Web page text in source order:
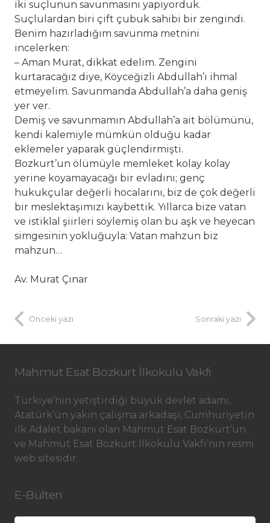
iki suçlunun savunmasını yapıyorduk.
Suçlulardan biri çift çubuk sahibi bir zengindi.
Benim hazırladığım savunma metnini
incelerken:
– Aman Murat, dikkat edelim. Zengini
kurtaracağız diye, Köyceğizli Abdullah’ı ihmal
etmeyelim. Savunmanda Abdullah’a daha geniş
yer ver.
Demiş ve savunmamın Abdullah’a ait bölümünü,
kendi kalemiyle mümkün olduğu kadar
eklemeler yaparak güçlendirmişti.
Bozkurt’un ölümüyle memleket kolay kolay
yerine koyamayacağı bir evladını; genç
hukukçular değerli hocalarını, biz de çok değerli
bir meslektaşımızı kaybettik. Yıllarca bize vatan
ve istiklal şiirleri söylemiş olan bu aşk ve heyecan
simgesinin yokluğuyla: Vatan mahzun biz
mahzun…
Av. Murat Çınar
Önceki yazı Sonraki yazı
Mahmut Esat Bozkurt İlkokulu Vakfı
Türkiye’nin yetiştirdiği büyük devlet adamı,
Atatürk’ün yakın çalışma arkadaşı, Cumhuriyetin
ilk Adalet bakanı olan Mahmut Esat Bozkurt’un
ve Mahmut Esat Bozkurt İlkokulu Vakfı’nın resmi
web sitesidir.
E-Bülten